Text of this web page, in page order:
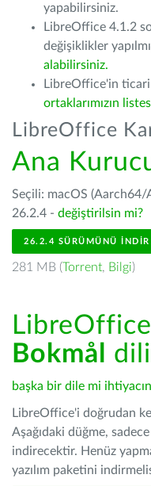
yapabilirsiniz.
LibreOffice 4.1.2
değişiklikler
alabilirsiniz.
LibreOffice'in
ortaklarımızın
LibreOffice
Ana
Seçili: macOS
26.2.4 - değiştirilsin mi?
26.2.4 SÜRÜMÜNÜ İNDIR
281 MB (Torrent, Bilgi)
Bokmål
başka bir dile mi
LibreOffice'i doğrudan
Aşağıdaki düğme,
indirecektir. Henüz
yazılım paketini